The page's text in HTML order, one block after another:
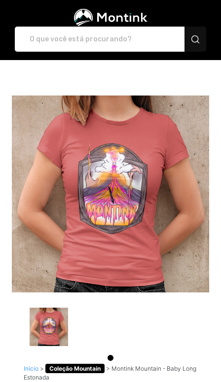
Início > Coleção Mountain > Montink Mountain - Baby Long
Estonada